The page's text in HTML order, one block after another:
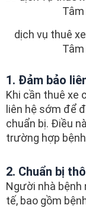
dịch vụ thuê
1. Đảm bảo
Khi cần thuê xe
liên hệ sớm để
chuẩn bị. Điều
trường hợp
2. Chuẩn bị
Người nhà bệnh
tế, bao gồm